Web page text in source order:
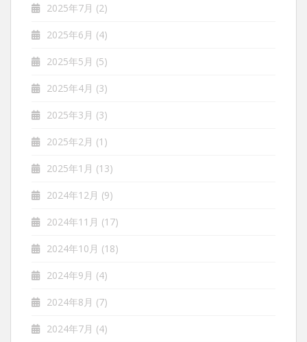
2025年7月 (2)
2025年6月 (4)
2025年5月 (5)
2025年4月 (3)
2025年3月 (3)
2025年2月 (1)
2025年1月 (13)
2024年12月 (9)
2024年11月 (17)
2024年10月 (18)
2024年9月 (4)
2024年8月 (7)
2024年7月 (4)